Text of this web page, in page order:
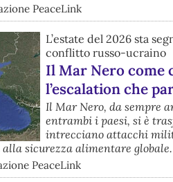
PeaceLink
L’estate del 2026 sta
conflitto russo-ucraino
Il Mar Nero come
l’escalation che
Il Mar Nero, da sempre
entrambi i paesi, si è
intrecciano attacchi
sicurezza alimentare globale.
PeaceLink